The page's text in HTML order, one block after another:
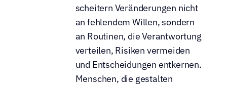
scheitern Veränderungen nicht
an fehlendem Willen, sondern
an Routinen, die Verantwortung
verteilen, Risiken vermeiden
und Entscheidungen entkernen.
Menschen, die gestalten